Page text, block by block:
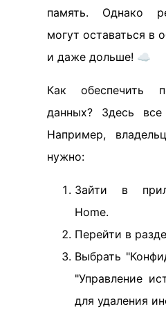
память. Однако
могут оставаться в
и даже дольше! ☁️
Как обеспечить
данных? Здесь
Например,
нужно:
Зайти в
Home.
Перейти в
Выбрать
"Управление
для удаления